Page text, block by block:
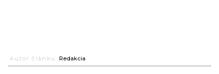
Autor článku: Redakcia